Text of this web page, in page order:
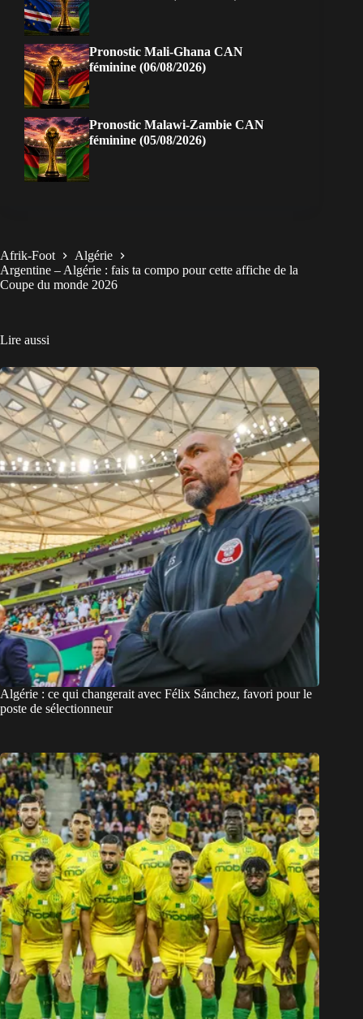
Pronostic Mali-Ghana CAN
féminine (06/08/2026)
Pronostic Malawi-Zambie CAN
féminine (05/08/2026)
Afrik-Foot
Algérie
Argentine – Algérie : fais ta compo pour cette affiche de la
Coupe du monde 2026
Lire aussi
Algérie : ce qui changerait avec Félix Sánchez, favori pour le
poste de sélectionneur